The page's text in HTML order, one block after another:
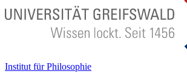
Institut für Philosophie